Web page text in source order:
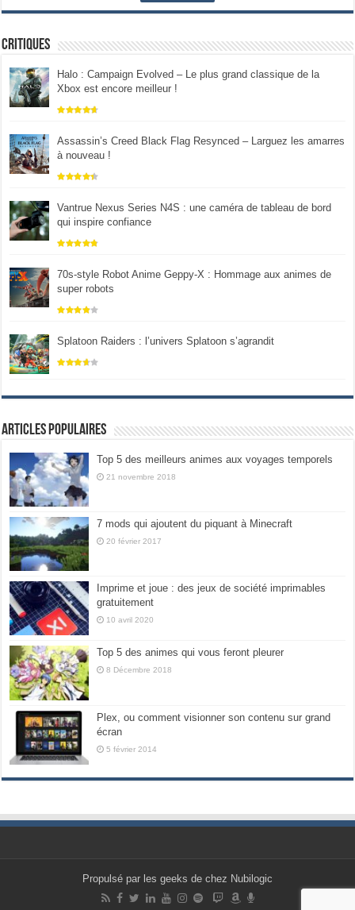
Critiques
Halo : Campaign Evolved – Le plus grand classique de la
Xbox est encore meilleur !
Assassin’s Creed Black Flag Resynced – Larguez les amarres
à nouveau !
Vantrue Nexus Series N4S : une caméra de tableau de bord
qui inspire confiance
70s-style Robot Anime Geppy-X : Hommage aux animes de
super robots
Splatoon Raiders : l’univers Splatoon s’agrandit
Articles populaires
Top 5 des meilleurs animes aux voyages temporels
21 novembre 2018
7 mods qui ajoutent du piquant à Minecraft
20 février 2017
Imprime et joue : des jeux de société imprimables
gratuitement
10 avril 2020
Top 5 des animes qui vous feront pleurer
8 Décembre 2018
Plex, ou comment visionner son contenu sur grand
écran
5 février 2014
Propulsé par les geeks de chez Nubilogic